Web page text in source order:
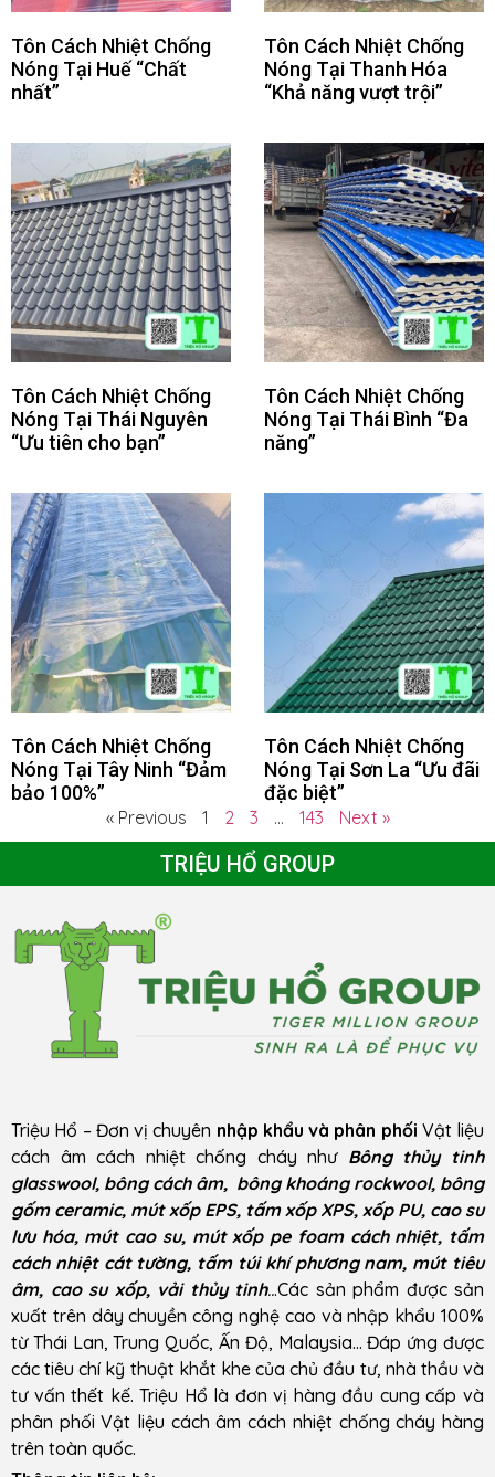
Tôn Cách Nhiệt Chống
Nóng Tại Huế “Chất
nhất”
Tôn Cách Nhiệt Chống
Nóng Tại Thanh Hóa
“Khả năng vượt trội”
Tôn Cách Nhiệt Chống
Nóng Tại Thái Nguyên
“Ưu tiên cho bạn”
Tôn Cách Nhiệt Chống
Nóng Tại Thái Bình “Đa
năng”
Tôn Cách Nhiệt Chống
Nóng Tại Tây Ninh “Đảm
bảo 100%”
Tôn Cách Nhiệt Chống
Nóng Tại Sơn La “Ưu đãi
đặc biệt”
« Previous 1 2 3 … 143 Next »
TRIỆU HỔ GROUP
Triệu Hổ – Đơn vị chuyên nhập khẩu và phân phối Vật liệu
cách âm cách nhiệt chống cháy như Bông thủy tinh
glasswool, bông cách âm, bông khoáng rockwool, bông
gốm ceramic, mút xốp EPS, tấm xốp XPS, xốp PU, cao su
lưu hóa, mút cao su, mút xốp pe foam cách nhiệt, tấm
cách nhiệt cát tường, tấm túi khí phương nam, mút tiêu
âm, cao su xốp, vải thủy tinh...Các sản phẩm được sản
xuất trên dây chuyền công nghệ cao và nhập khẩu 100%
từ Thái Lan, Trung Quốc, Ấn Độ, Malaysia… Đáp ứng được
các tiêu chí kỹ thuật khắt khe của chủ đầu tư, nhà thầu và
tư vấn thết kế. Triệu Hổ là đơn vị hàng đầu cung cấp và
phân phối Vật liệu cách âm cách nhiệt chống cháy hàng
trên toàn quốc.